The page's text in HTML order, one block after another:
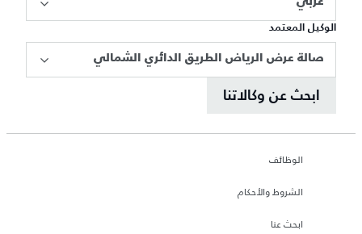
الوكيل المعتمد
صالة عرض الرياض الطريق الدائري الشمالي
ابحث عن وكالاتنا
الوظائف
الشروط والأحكام
ابحث عنا